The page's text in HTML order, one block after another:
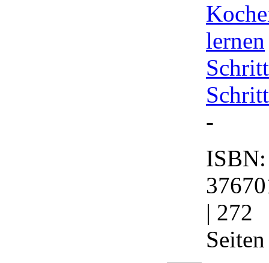
lernen
Schritt
-
ISBN:
| 272
Seiten